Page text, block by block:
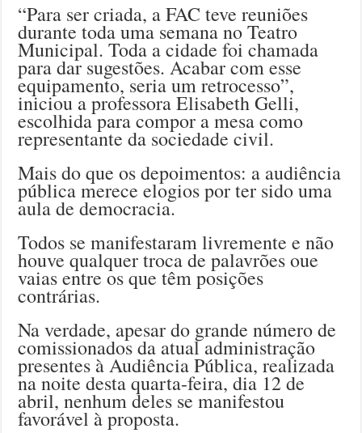
“Para ser criada, a FAC teve reuniões
durante toda uma semana no Teatro
Municipal. Toda a cidade foi chamada
para dar sugestões. Acabar com esse
equipamento, seria um retrocesso”,
iniciou a professora Elisabeth Gelli,
escolhida para compor a mesa como
representante da sociedade civil.
Mais do que os depoimentos: a audiência
pública merece elogios por ter sido uma
aula de democracia.
Todos se manifestaram livremente e não
houve qualquer troca de palavrões oue
vaias entre os que têm posições
contrárias.
Na verdade, apesar do grande número de
comissionados da atual administração
presentes à Audiência Pública, realizada
na noite desta quarta-feira, dia 12 de
abril, nenhum deles se manifestou
favorável à proposta.